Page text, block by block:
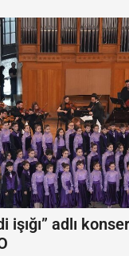
işığı” adlı